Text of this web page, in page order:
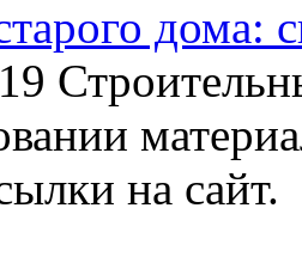
дома:
на сайт.